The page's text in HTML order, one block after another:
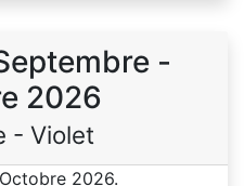
-
2026
- Violet